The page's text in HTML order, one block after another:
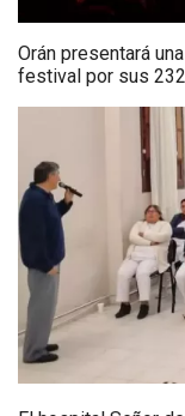
Orán presentará
festival por sus